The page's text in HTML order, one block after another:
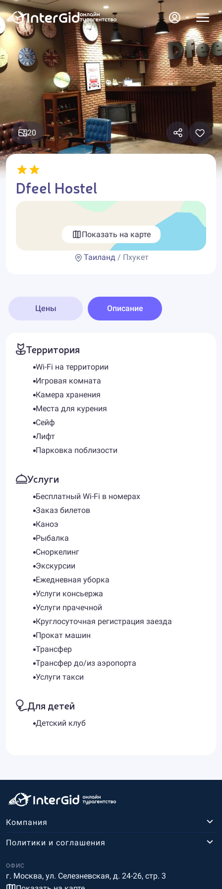
20
Dfeel Hostel
Показать на карте
Таиланд / Пхукет
Цены Описание
Территория
Wi-Fi на территории
Игровая комната
Камера хранения
Места для курения
Сейф
Лифт
Парковка поблизости
Услуги
Бесплатный Wi-Fi в номерах
Заказ билетов
Каноэ
Рыбалка
Сноркелинг
Экскурсии
Ежедневная уборка
Услуги консьержа
Услуги прачечной
Круглосуточная регистрация заезда
Прокат машин
Трансфер
Трансфер до/из аэропорта
Услуги такси
Для детей
Детский клуб
Компания
ОФИС
г. Москва, ул. Селезневская, д. 24-26, стр. 3
Политики и соглашения